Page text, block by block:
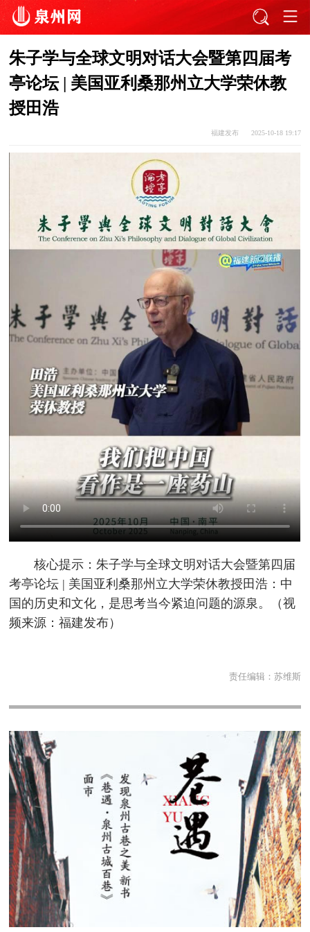
朱子学与全球文明对话大会暨第四届考
亭论坛 | 美国亚利桑那州立大学荣休教
授田浩
福建发布 2025-10-18 19:17
核心提示：朱子学与全球文明对话大会暨第四届
考亭论坛 | 美国亚利桑那州立大学荣休教授田浩：中
国的历史和文化，是思考当今紧迫问题的源泉。（视
频来源：福建发布）
责任编辑： 苏维斯